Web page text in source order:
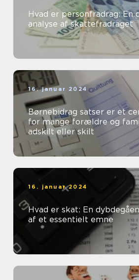
Hvad er personfradrag: En
analyse af skattefradraget
16. januar 2024
Børnebidrag satser er et
for mange forældre og
adskilt eller skilt
16. januar 2024
Hvad er skat: En
af et essentielt emne